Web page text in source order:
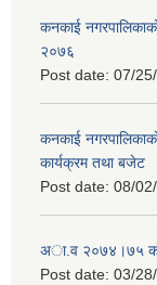
कनकाई
२०७६
Post date: 07/
कनकाई
कार्यक्रम तथा बजेट
Post date: 08/
अा.व २०७४।७५
Post date: 03/